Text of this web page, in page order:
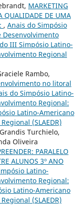
MARKETING
QUALIDADE DE UMA
, Anais do Simpósio
Desenvolvimento
III Simpósio Latino-
Regional
Rambo,
no litoral
do Simpósio Latino-
Regional:
Latino-Americano
(SLAEDR)
Turchielo,
Oliveira
PARALELO
ALUNOS 3º ANO
Latino-
Regional:
Latino-Americano
(SLAEDR)